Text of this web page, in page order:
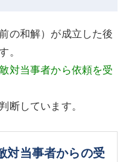
の和解）が成立した後
。
対当事者から依頼を受
断しています。
対当事者からの受